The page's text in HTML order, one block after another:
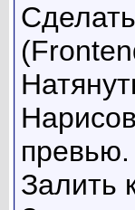
превью.
Залить